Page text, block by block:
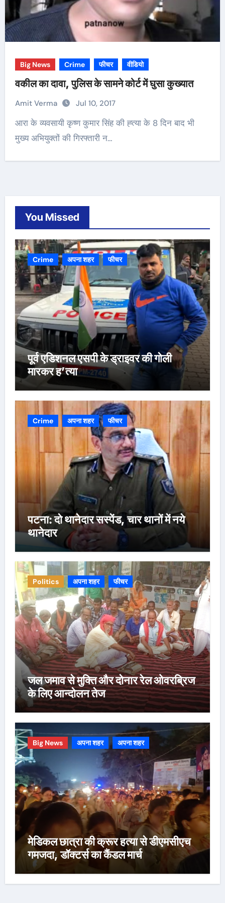
Big News Crime फीचर वीडियो
वकील का दावा, पुलिस के सामने कोर्ट में घुसा कुख्यात
Amit Verma Jul 10, 2017
आरा के व्यवसायी कृष्ण कुमार सिंह की ह्त्या के 8 दिन बाद भी
मुख्य अभियुक्तों की गिरफ्तारी न…
You Missed
Crime अपना शहर फीचर
पूर्व एडिशनल एसपी के ड्राइवर की गोली
मारकर ह’त्या
Crime अपना शहर फीचर
पटना: दो थानेदार सस्पेंड, चार थानों में नये
थानेदार
Politics अपना शहर फीचर
जल जमाव से मुक्ति और दोनार रेल ओवरब्रिज
के लिए आन्दोलन तेज
Big News अपना शहर अपना शहर
मेडिकल छात्रा की क्रूर हत्या से डीएमसीएच
गमजदा, डॉक्टर्स का कैंडल मार्च